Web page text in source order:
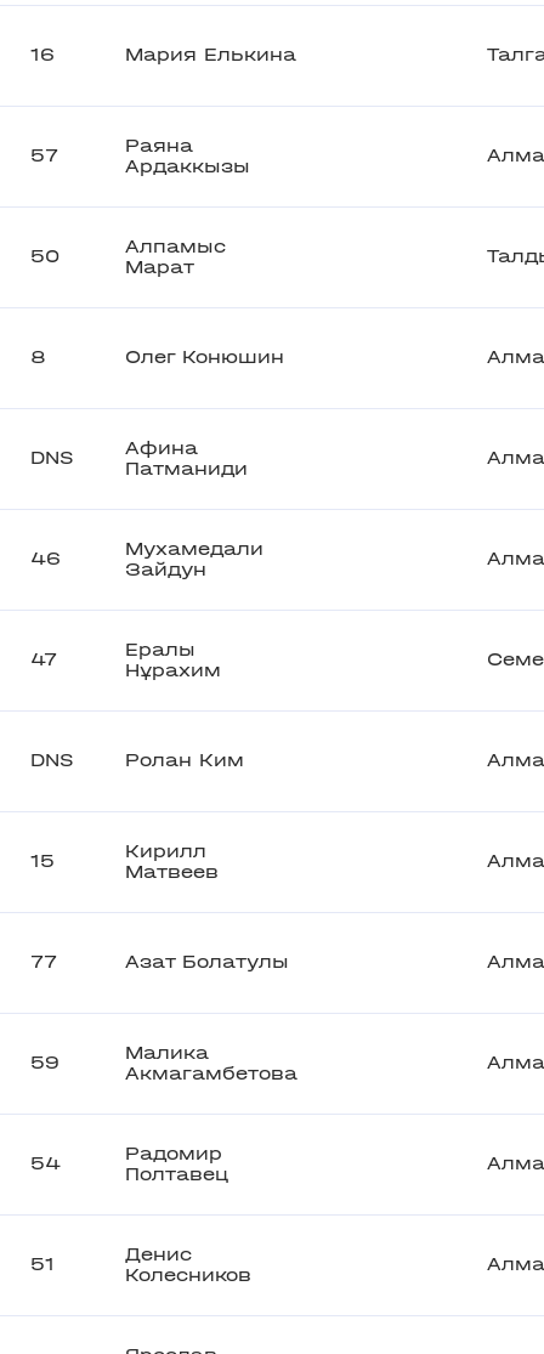
16 Мария Елькина
57
Раяна
Ардаккызы
50
Алпамыс
Марат
8 Олег Конюшин
DNS
Афина
Патманиди
46
Мухамедали
Зайдун
47
Ералы
Нұрахим
DNS Ролан Ким
15
Кирилл
Матвеев
77 Азат Болатулы
59
Малика
Акмагамбетова
54
Радомир
Полтавец
51
Денис
Колесников